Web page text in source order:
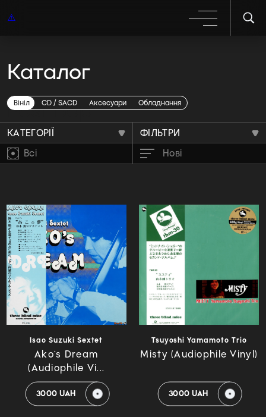
Каталог
Вініл CD / SACD Аксесуари Обладнання
Post Bop
КАТЕГОРІЇ
ФІЛЬТРИ
Всі
Нові
Isao Suzuki Sextet
Ako`s Dream
(Audiophile Vi...
3000 UAH
Tsuyoshi Yamamoto Trio
Misty (Audiophile Vinyl)
3000 UAH